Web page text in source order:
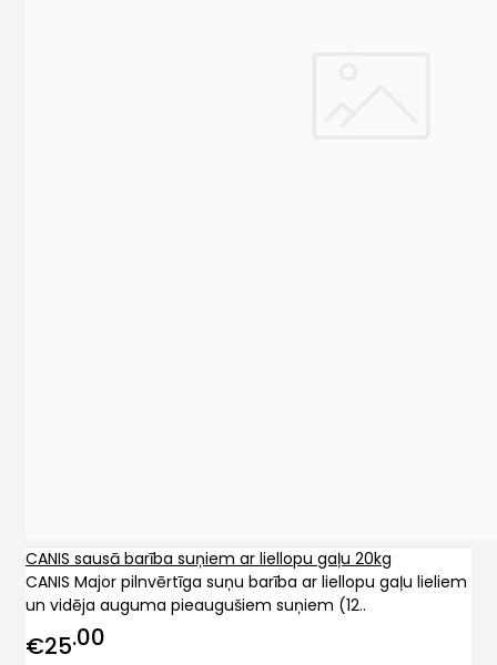
CANIS sausā barība suņiem ar liellopu gaļu 20kg
CANIS Major pilnvērtīga suņu barība ar liellopu gaļu lieliem
un vidēja auguma pieaugušiem suņiem (12..
€25 00